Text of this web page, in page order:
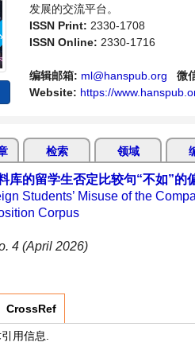
发展的交流平台。
ISSN Print: 2330-1708
ISSN Online: 2330-1716
编辑邮箱: ml@hanspub.org 微
Website: https://
检索 领域
库的留学生否定比较句“不如”的
Students’ Misuse of the
Corpus
4 (April 2026)
CrossRef
用信息.